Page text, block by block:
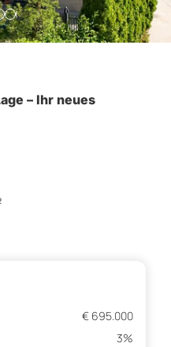
– Ihr neues
€ 695.000
3%